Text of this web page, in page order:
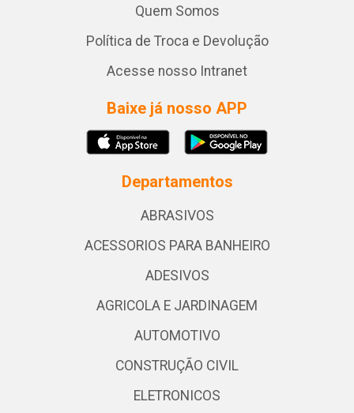
Quem Somos
Política de Troca e Devolução
Acesse nosso Intranet
Baixe já nosso APP
Departamentos
ABRASIVOS
ACESSORIOS PARA BANHEIRO
ADESIVOS
AGRICOLA E JARDINAGEM
AUTOMOTIVO
CONSTRUÇÃO CIVIL
ELETRONICOS